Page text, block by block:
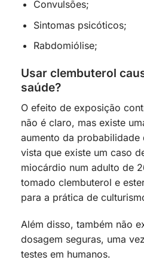
Convulsões;
Sintomas psicóticos;
Rabdomiólise;
Usar clembuterol
saúde?
O efeito de exposição
não é claro, mas existe
aumento da
vista que existe um caso
miocárdio num adulto de
tomado clembuterol e
para a prática de
Além disso, também não
dosagem seguras, uma
testes em humanos.